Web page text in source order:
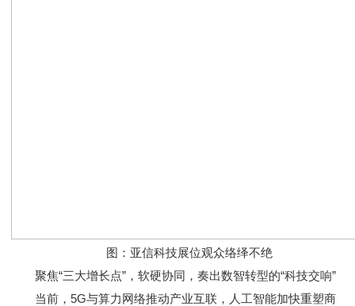
图：亚信科技展位观众络绎不绝
聚焦“三大增长点”，软硬协同，奏出数智转型的“科技交响”
当前，5G与算力网络推动产业互联，人工智能加快重塑商